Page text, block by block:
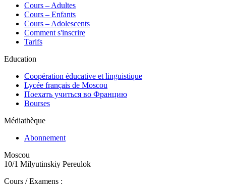
Сours – Adultes
Cours – Enfants
Cours – Adolescents
Comment s'inscrire
Tarifs
Education
Coopération éducative et linguistique
Lycée français de Moscou
Поехать учиться во Францию
Bourses
Médiathèque
Abonnement
Moscou
10/1 Milyutinskiy Pereulok
Cours / Examens :